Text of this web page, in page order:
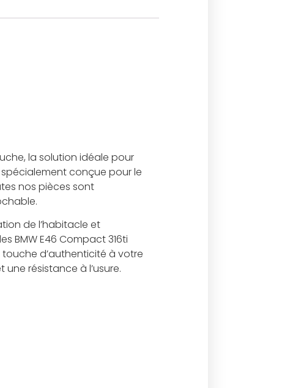
la solution idéale pour
conçue pour le
nos pièces sont
de l’habitacle et
BMW E46 Compact 316ti
d’authenticité à votre
résistance à l’usure.